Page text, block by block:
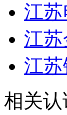
江苏
江
江
相关认